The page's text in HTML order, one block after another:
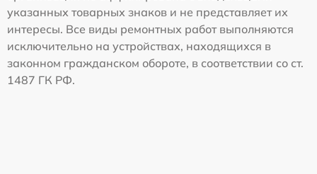
указанных товарных знаков и не представляет их
интересы. Все виды ремонтных работ выполняются
исключительно на устройствах, находящихся в
законном гражданском обороте, в соответствии со ст.
1487 ГК РФ.